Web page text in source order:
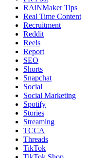
RAiNMaker Tips
Real Time Content
Recruitment
Reddit
Reels
Report
SEO
Shorts
Snapchat
Social
Social Marketing
Spotify
Stories
Streaming
TCCA
Threads
TikTok